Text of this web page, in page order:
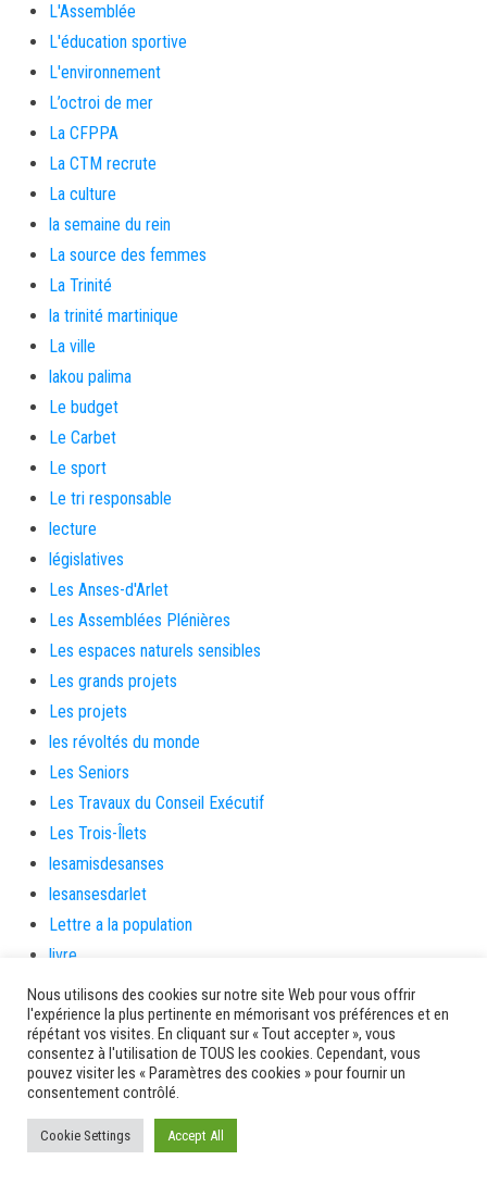
L'Assemblée
L'éducation sportive
L'environnement
L’octroi de mer
La CFPPA
La CTM recrute
La culture
la semaine du rein
La source des femmes
La Trinité
la trinité martinique
La ville
lakou palima
Le budget
Le Carbet
Le sport
Le tri responsable
lecture
législatives
Les Anses-d'Arlet
Les Assemblées Plénières
Les espaces naturels sensibles
Les grands projets
Les projets
les révoltés du monde
Les Seniors
Les Travaux du Conseil Exécutif
Les Trois-Îlets
lesamisdesanses
lesansesdarlet
Lettre a la population
livre
Location de voitures
Logement
Lycées
Macron
maison de la famille et de la parentalité
Nous utilisons des cookies sur notre site Web pour vous offrir
l'expérience la plus pertinente en mémorisant vos préférences et en
répétant vos visites. En cliquant sur « Tout accepter », vous
consentez à l'utilisation de TOUS les cookies. Cependant, vous
pouvez visiter les « Paramètres des cookies » pour fournir un
consentement contrôlé.
Cookie Settings Accept All